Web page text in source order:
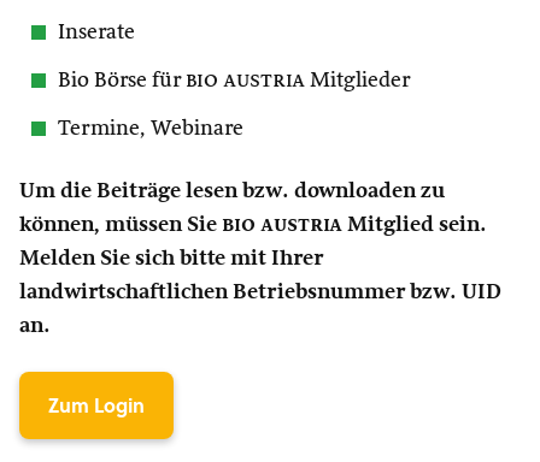
Inserate
Bio Börse für bio austria Mitglieder
Termine, Webinare
Um die Beiträge lesen bzw. downloaden zu
können, müssen Sie bio austria Mitglied sein.
Melden Sie sich bitte mit Ihrer
landwirtschaftlichen Betriebsnummer bzw. UID
an.
Zum Login